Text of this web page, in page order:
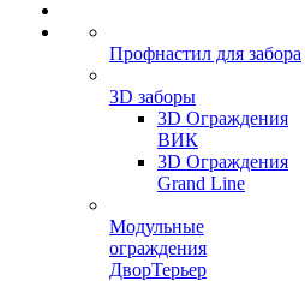
Профнастил для забора
3D заборы
3D Ограждения
ВИК
3D Ограждения
Grand Line
Модульные
ограждения
ДворТерьер